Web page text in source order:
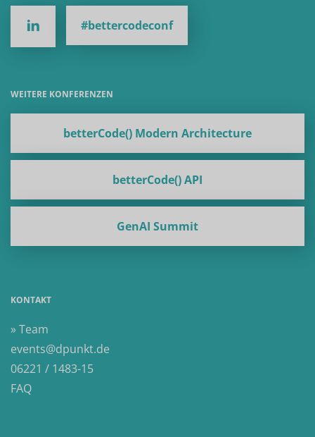
#bettercodeconf
WEITERE KONFERENZEN
betterCode() Modern Architecture
betterCode() API
GenAI Summit
KONTAKT
» Team
events@dpunkt.de
06221 / 1483-15
FAQ